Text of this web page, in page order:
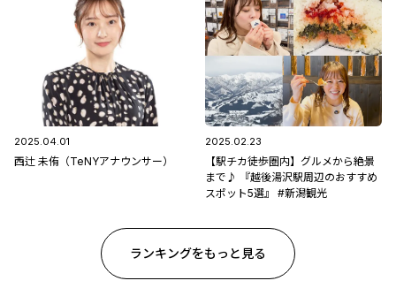
2025.04.01
西辻 未侑（TeNYアナウンサー）
2025.02.23
【駅チカ徒歩圏内】グルメから絶景
まで♪ 『越後湯沢駅周辺のおすすめ
スポット5選』 #新潟観光
ランキングをもっと見る